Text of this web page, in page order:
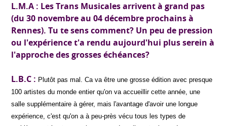
L.M.A : Les Trans Musicales arrivent à grand pas
(du 30 novembre au 04 décembre prochains à
Rennes). Tu te sens comment? Un peu de pression
ou l'expérience t'a rendu aujourd'hui plus serein à
l'approche des grosses échéances?
L.B.C : Plutôt pas mal. Ca va être une grosse édition avec presque
100 artistes du monde entier qu'on va accueillir cette année, une
salle supplémentaire à gérer, mais l'avantage d'avoir une longue
expérience, c'est qu'on a à peu-près vécu tous les types de